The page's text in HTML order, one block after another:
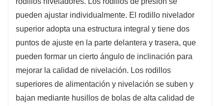
inactividad.
pueden ajustar individualmente. El rodillo nivelador
superior adopta una estructura integral y tiene dos
puntos de ajuste en la parte delantera y trasera, que
pueden formar un cierto ángulo de inclinación para
mejorar la calidad de nivelación. Los rodillos
superiores de alimentación y nivelación se suben y
bajan mediante husillos de bolas de alta calidad de